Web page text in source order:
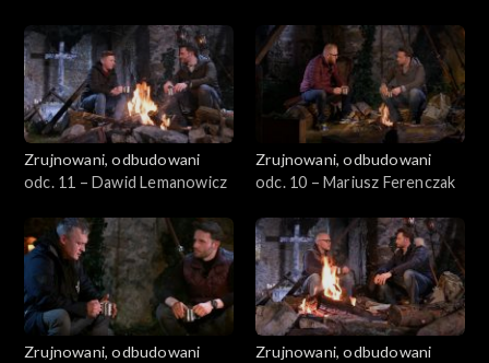
Zrujnowani, odbudowani
odc. 11 – Dawid Lemanowicz
Zrujnowani, odbudowani
odc. 10 – Mariusz Ferenczak
Zrujnowani, odbudowani
Zrujnowani, odbudowani